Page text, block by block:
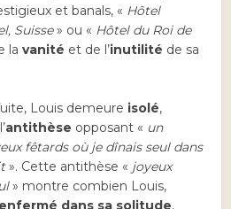
et banals, « Hôtel
Suisse» ou « Hôtel du Roi de
lavanité et de l’inutilité de sa
Louis demeure isolé,
antithèse opposant « un
fêtards où je dînais seul dans
». Cette antithèse « joyeux
» montre combien Louis,
enfermé dans sa solitude,